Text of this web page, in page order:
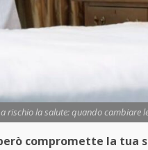
rischio la salute: quando cambiare
compromette la tua